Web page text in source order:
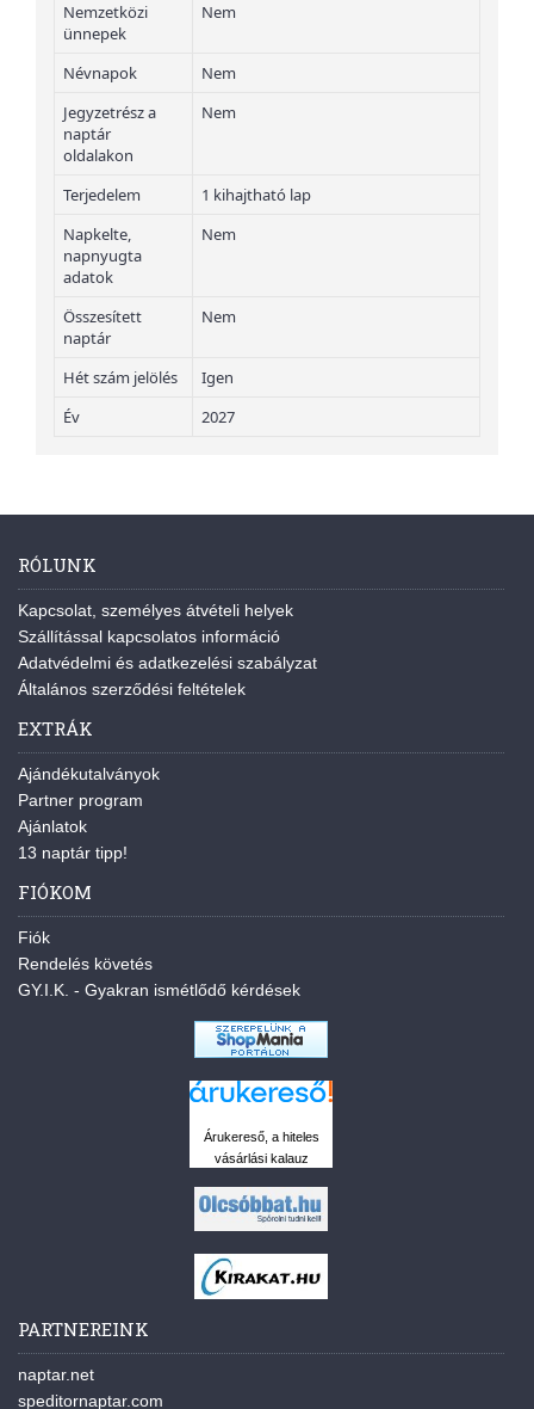
Nemzetközi
ünnepek
Nem
Névnapok
Nem
Jegyzetrész a
naptár
oldalakon
Nem
Terjedelem
1 kihajtható lap
Napkelte,
napnyugta
adatok
Nem
Összesített
naptár
Nem
Hét szám jelölés
Igen
Év
2027
RÓLUNK
Kapcsolat, személyes átvételi helyek
Szállítással kapcsolatos információ
Adatvédelmi és adatkezelési szabályzat
Általános szerződési feltételek
EXTRÁK
Ajándékutalványok
Partner program
Ajánlatok
13 naptár tipp!
FIÓKOM
Fiók
Rendelés követés
GY.I.K. - Gyakran ismétlődő kérdések
Árukereső, a hiteles
vásárlási kalauz
PARTNEREINK
naptar.net
speditornaptar.com